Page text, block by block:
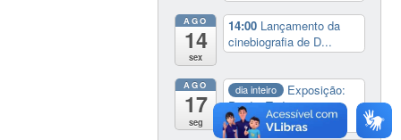
AGO
14
sex
14:00 Lançamento da
cinebiografia de D...
AGO
17
seg
dia inteiro
Exposição:
Perder Tudo.
Novament...